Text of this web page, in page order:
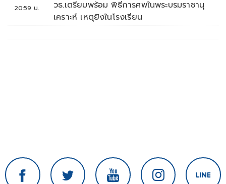
20:59 น.
วธ.เตรียมพร้อม พิธีการศพในพระบรมราชานุ
เคราะห์ เหตุยิงในโรงเรียน